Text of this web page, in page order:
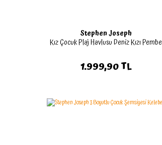
Stephen Joseph
Kız Çocuk Plaj Havlusu Deniz Kızı Pembe
1.999,90 TL